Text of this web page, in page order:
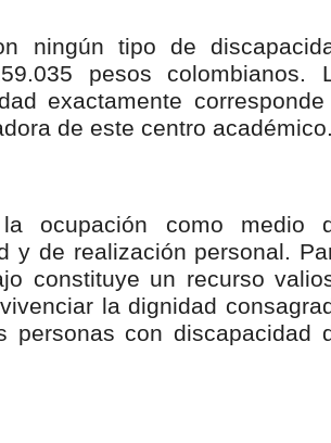
de Licores del Tolima alcanzó el 94
ningún tipo de
pesos colombianos.
exactamente
de este centro académico.
ocupación como medio
y de realización personal.
constituye un recurso
la dignidad
personas con discapacidad